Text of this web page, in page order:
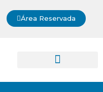
Área Reservada